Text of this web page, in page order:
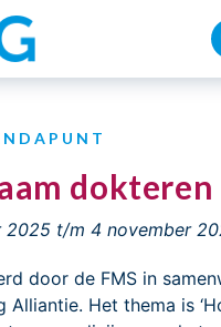
dokteren
2025 t/m 4 november
door de FMS in
Alliantie. Het thema is